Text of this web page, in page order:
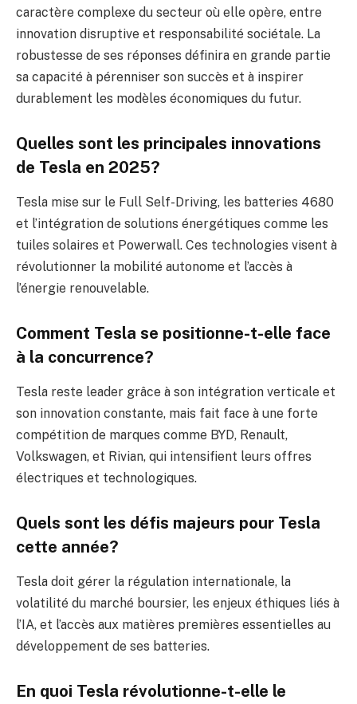
caractère complexe du secteur où elle opère, entre
innovation disruptive et responsabilité sociétale. La
robustesse de ses réponses définira en grande partie
sa capacité à pérenniser son succès et à inspirer
durablement les modèles économiques du futur.
Quelles sont les principales innovations
de Tesla en 2025?
Tesla mise sur le Full Self-Driving, les batteries 4680
et l’intégration de solutions énergétiques comme les
tuiles solaires et Powerwall. Ces technologies visent à
révolutionner la mobilité autonome et l’accès à
l’énergie renouvelable.
Comment Tesla se positionne-t-elle face
à la concurrence?
Tesla reste leader grâce à son intégration verticale et
son innovation constante, mais fait face à une forte
compétition de marques comme BYD, Renault,
Volkswagen, et Rivian, qui intensifient leurs offres
électriques et technologiques.
Quels sont les défis majeurs pour Tesla
cette année?
Tesla doit gérer la régulation internationale, la
volatilité du marché boursier, les enjeux éthiques liés à
l’IA, et l’accès aux matières premières essentielles au
développement de ses batteries.
En quoi Tesla révolutionne-t-elle le